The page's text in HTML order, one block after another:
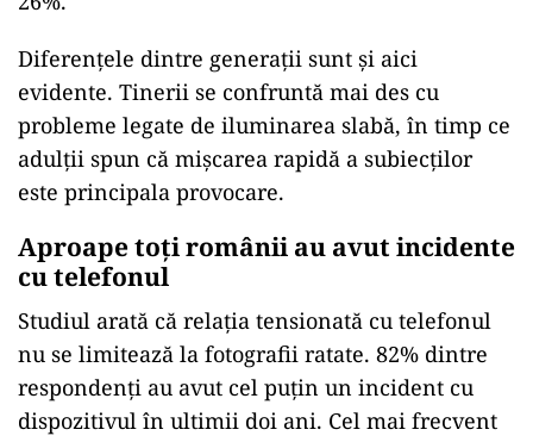
Diferențele dintre generații sunt și aici
evidente. Tinerii se confruntă mai des cu
probleme legate de iluminarea slabă, în timp ce
adulții spun că mișcarea rapidă a subiecților
este principala provocare.
Aproape toți românii au avut incidente
cu telefonul
Studiul arată că relația tensionată cu telefonul
nu se limitează la fotografii ratate. 82% dintre
respondenți au avut cel puțin un incident cu
dispozitivul în ultimii doi ani. Cel mai frecvent